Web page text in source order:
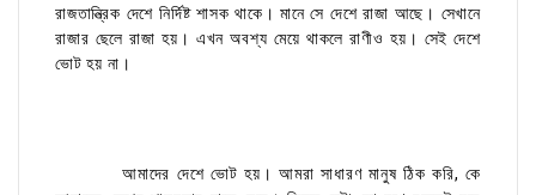
রাজতান্ত্রিক দেশে নির্দিষ্ট শাসক থাকে। মানে সে দেশে রাজা আছে। সেখানে
রাজার ছেলে রাজা হয়। এখন অবশ্য মেয়ে থাকলে রাণীও হয়। সেই দেশে
ভোট হয় না।
আমাদের দেশে ভোট হয়। আমরা সাধারণ মানুষ ঠিক করি, কে